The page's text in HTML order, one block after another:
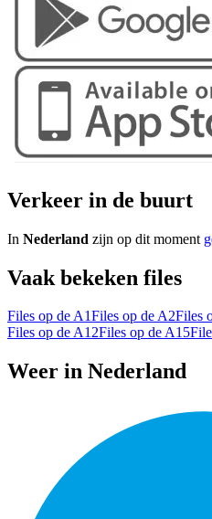
Verkeer in de buurt
In Nederland zijn op dit moment
Vaak bekeken files
Files op de A1Files op de A2Files
Files op de A12Files op de A15
Weer in Nederland